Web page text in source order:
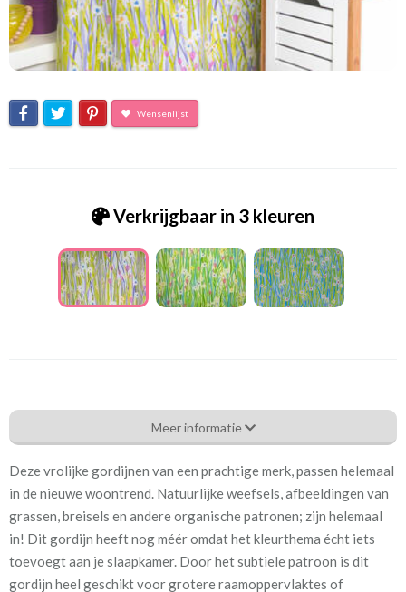
Wensenlijst
Verkrijgbaar in 3 kleuren
Pt.5870-348 spring daisy summer
Eigenschappen gordijnstof
Artikelnummer
Pt.5870-348 spring daisy
Patroon: 64 cm
Meer informatie
Deze vrolijke gordijnen van een prachtige merk, passen helemaal
in de nieuwe woontrend. Natuurlijke weefsels, afbeeldingen van
grassen, breisels en andere organische patronen; zijn helemaal
in! Dit gordijn heeft nog méér omdat het kleurthema écht iets
toevoegt aan je slaapkamer. Door het subtiele patroon is dit
gordijn heel geschikt voor grotere raamoppervlaktes of